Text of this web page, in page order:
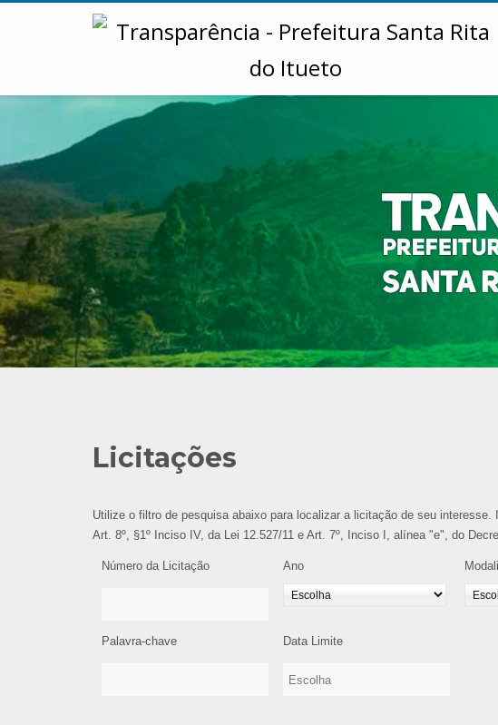
Licitações
Utilize o filtro de pesquisa abaixo para localizar a licitação de seu interesse.
Art. 8º, §1º Inciso IV, da Lei 12.527/11 e Art. 7º, Inciso I, alínea "e", do
Número da Licitação Ano
Palavra-chave Data Limite